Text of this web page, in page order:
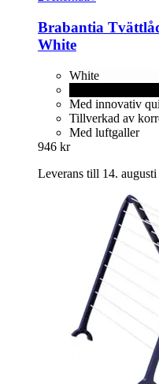
Brabantia
White
White
Med innovativ
Tillverkad av
Med luftgaller
946 kr
Leverans till 14. augusti